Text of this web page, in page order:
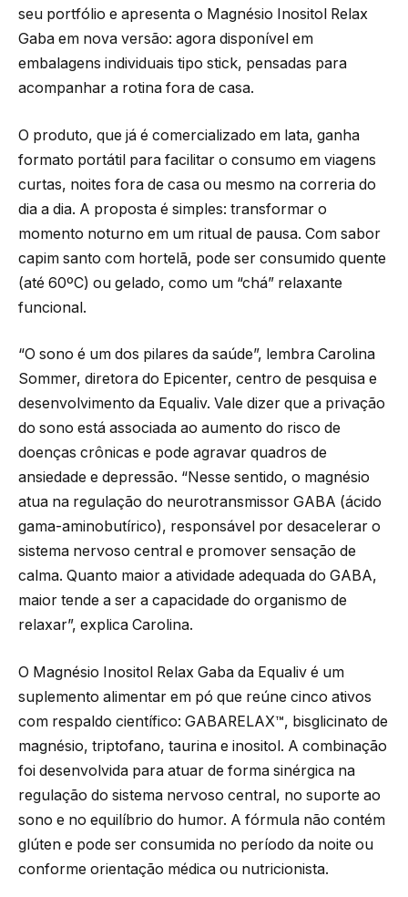
seu portfólio e apresenta o Magnésio Inositol Relax
Gaba em nova versão: agora disponível em
embalagens individuais tipo stick, pensadas para
acompanhar a rotina fora de casa.
O produto, que já é comercializado em lata, ganha
formato portátil para facilitar o consumo em viagens
curtas, noites fora de casa ou mesmo na correria do
dia a dia. A proposta é simples: transformar o
momento noturno em um ritual de pausa. Com sabor
capim santo com hortelã, pode ser consumido quente
(até 60ºC) ou gelado, como um “chá” relaxante
funcional.
“O sono é um dos pilares da saúde”, lembra Carolina
Sommer, diretora do Epicenter, centro de pesquisa e
desenvolvimento da Equaliv. Vale dizer que a privação
do sono está associada ao aumento do risco de
doenças crônicas e pode agravar quadros de
ansiedade e depressão. “Nesse sentido, o magnésio
atua na regulação do neurotransmissor GABA (ácido
gama-aminobutírico), responsável por desacelerar o
sistema nervoso central e promover sensação de
calma. Quanto maior a atividade adequada do GABA,
maior tende a ser a capacidade do organismo de
relaxar”, explica Carolina.
O Magnésio Inositol Relax Gaba da Equaliv é um
suplemento alimentar em pó que reúne cinco ativos
com respaldo científico: GABARELAX™, bisglicinato de
magnésio, triptofano, taurina e inositol. A combinação
foi desenvolvida para atuar de forma sinérgica na
regulação do sistema nervoso central, no suporte ao
sono e no equilíbrio do humor. A fórmula não contém
glúten e pode ser consumida no período da noite ou
conforme orientação médica ou nutricionista.